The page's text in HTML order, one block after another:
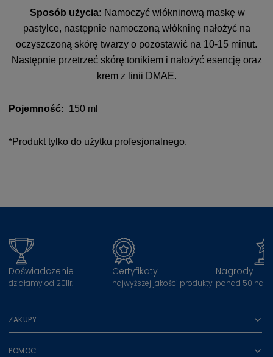
Sposób użycia: Namoczyć włókninową maskę w
pastylce, następnie namoczoną włókninę nałożyć na
oczyszczoną skórę twarzy o pozostawić na 10-15 minut.
Następnie przetrzeć skórę tonikiem i nałożyć esencję oraz
krem z linii DMAE.
Pojemność: 150 ml
*Produkt tylko do użytku profesjonalnego.
Doświadczenie
działamy od 2011r.
Certyfikaty
najwyższej jakości produkty
Nagrody
ponad 50
ZAKUPY
POMOC